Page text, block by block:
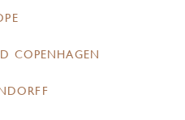
COPENHAGEN